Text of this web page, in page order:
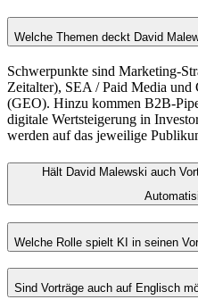
Welche Themen deckt David
Schwerpunkte sind Marketing-
Zeitalter), SEA / Paid Media
(GEO). Hinzu kommen B2B-
digitale Wertsteigerung in
werden auf das jeweilige
Hält David Malewski auch
Welche Rolle spielt KI in seinen
Sind Vorträge auch auf Englisch